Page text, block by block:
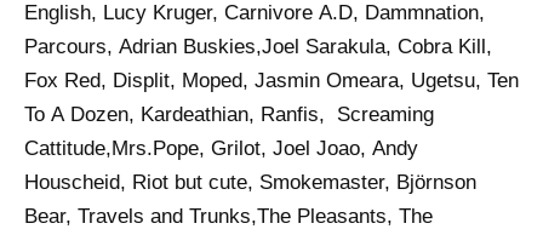
English, Lucy Kruger, Carnivore A.D, Dammnation,
Parcours, Adrian Buskies,Joel Sarakula, Cobra Kill,
Fox Red, Displit, Moped, Jasmin Omeara, Ugetsu, Ten
To A Dozen, Kardeathian, Ranfis, Screaming
Cattitude,Mrs.Pope, Grilot, Joel Joao, Andy
Houscheid, Riot but cute, Smokemaster, Björnson
Bear, Travels and Trunks,The Pleasants, The